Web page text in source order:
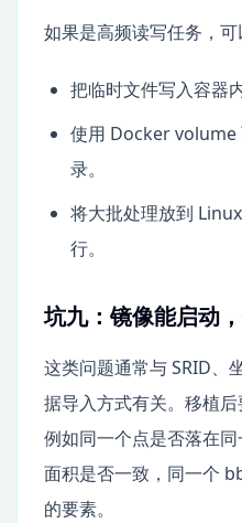
如果是高频读写任务，可
把临时文件写入容器
使用 Docker volume
录。
将大批处理放到
行。
坑九：镜像能启动
这类问题通常与 SRID、
据导入方式有关。移植
例如同一个点是否落在
面积是否一致，同一个
的要素。